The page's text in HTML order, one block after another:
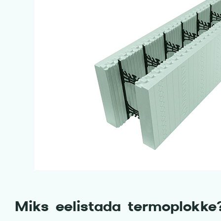
Miks eelistada